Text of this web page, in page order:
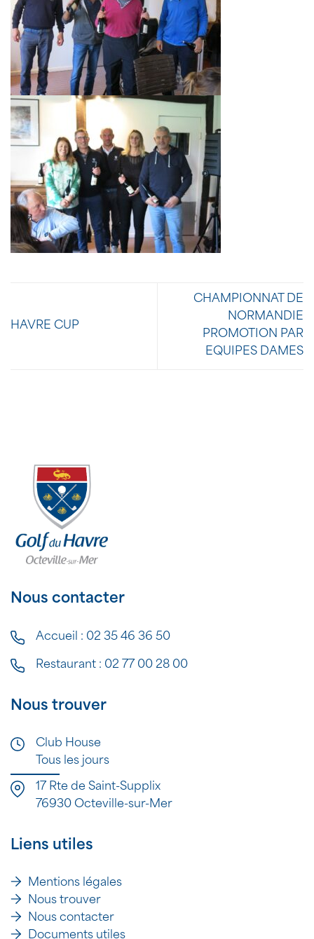
HAVRE CUP
CHAMPIONNAT DE
NORMANDIE
PROMOTION PAR
EQUIPES DAMES
Nous contacter
Accueil : 02 35 46 36 50
Restaurant : 02 77 00 28 00
Nous trouver
Club House
Tous les jours
17 Rte de Saint-Supplix
76930 Octeville-sur-Mer
Liens utiles
Mentions légales
Nous trouver
Nous contacter
Documents utiles